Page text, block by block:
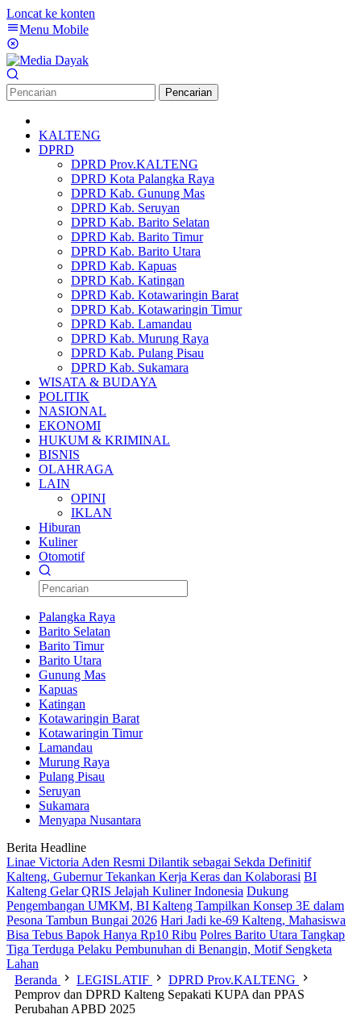
Loncat ke konten
Menu Mobile
Pencarian
KALTENG
DPRD
DPRD Prov.KALTENG
DPRD Kota Palangka Raya
DPRD Kab. Gunung Mas
DPRD Kab. Seruyan
DPRD Kab. Barito Selatan
DPRD Kab. Barito Timur
DPRD Kab. Barito Utara
DPRD Kab. Kapuas
DPRD Kab. Katingan
DPRD Kab. Kotawaringin Barat
DPRD Kab. Kotawaringin Timur
DPRD Kab. Lamandau
DPRD Kab. Murung Raya
DPRD Kab. Pulang Pisau
DPRD Kab. Sukamara
WISATA & BUDAYA
POLITIK
NASIONAL
EKONOMI
HUKUM & KRIMINAL
BISNIS
OLAHRAGA
LAIN
OPINI
IKLAN
Hiburan
Kuliner
Otomotif
Palangka Raya
Barito Selatan
Barito Timur
Barito Utara
Gunung Mas
Kapuas
Katingan
Kotawaringin Barat
Kotawaringin Timur
Lamandau
Murung Raya
Pulang Pisau
Seruyan
Sukamara
Menyapa Nusantara
Berita Headline
Linae Victoria Aden Resmi Dilantik sebagai Sekda Definitif
Kalteng, Gubernur Tekankan Kerja Keras dan Kolaborasi BI
Kalteng Gelar QRIS Jelajah Kuliner Indonesia Dukung
Pengembangan UMKM, BI Kalteng Tampilkan Konsep 3E dalam
Pesona Tambun Bungai 2026 Hari Jadi ke-69 Kalteng, Mahasiswa
Bisa Tebus Bapok Hanya Rp10 Ribu Polres Barito Utara Tangkap
Tiga Terduga Pelaku Pembunuhan di Benangin, Motif Sengketa
Lahan
Beranda
LEGISLATIF
DPRD Prov.KALTENG
Pemprov dan DPRD Kalteng Sepakati KUPA dan PPAS
Perubahan APBD 2025